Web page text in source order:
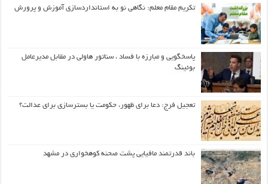
تکریم مقام معلم: نگاهی نو به استانداردسازی آموزش و پرورش
پاسخگویی و مبارزه با فساد ، سناتور هاولی در مقابل مدیرعامل
بوئینگ
تعجیل فرج: دعا برای ظهور، حکومت یا بسترسازی برای عدالت؟
باند قدرتمند مافیایی پشت صحنه کوهخواری در مشهد